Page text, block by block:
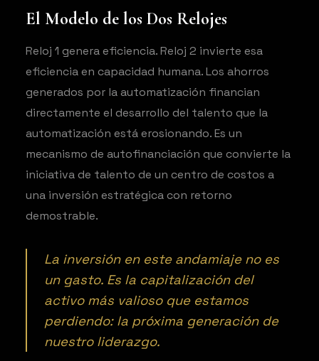
El Modelo de los Dos Relojes
Reloj 1 genera eficiencia. Reloj 2 invierte esa
eficiencia en capacidad humana. Los ahorros
generados por la automatización financian
directamente el desarrollo del talento que la
automatización está erosionando. Es un
mecanismo de autofinanciación que convierte la
iniciativa de talento de un centro de costos a
una inversión estratégica con retorno
demostrable.
La inversión en este andamiaje no es
un gasto. Es la capitalización del
activo más valioso que estamos
perdiendo: la próxima generación de
nuestro liderazgo.